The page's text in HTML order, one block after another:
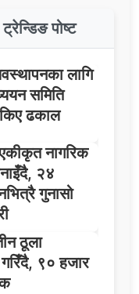
ट्रेन्डिङ पोष्ट
लागि
समिति
ढकाल
नागरिक
२४
गुनासो
ठूला
९० हजार